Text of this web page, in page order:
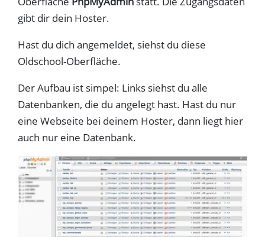
gibt dir dein Hoster.
Hast du dich angemeldet, siehst du diese
Oldschool-Oberfläche.
Der Aufbau ist simpel: Links siehst du alle
Datenbanken, die du angelegt hast. Hast du nur
eine Webseite bei deinem Hoster, dann liegt hier
auch nur eine Datenbank.